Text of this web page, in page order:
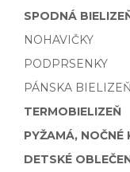
SPODNÁ
NOHAVIČKY
PODPRSENKY
PÁNSKA BIELIZEŇ
TERMOBIELIZEŇ
PYŽAMÁ, NOČNÉ
DETSKÉ